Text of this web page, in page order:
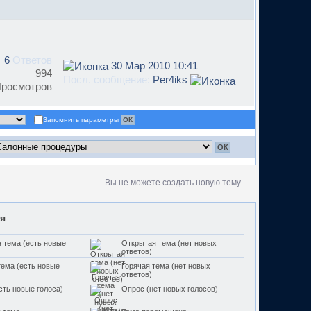
6 Ответов
994
30 Мар 2010 10:41
Посл. сообщение:
Per4iks
Запомнить параметры
Вы не можете создать новую тему
тема (есть новые
Открытая тема (нет новых
ответов)
(есть новые
Горячая тема (нет новых
ответов)
новые голоса)
Опрос (нет новых голосов)